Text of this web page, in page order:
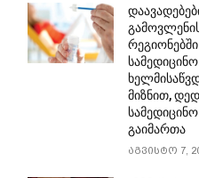
მიზნით,
გაიმართა
აგვისტო 7,